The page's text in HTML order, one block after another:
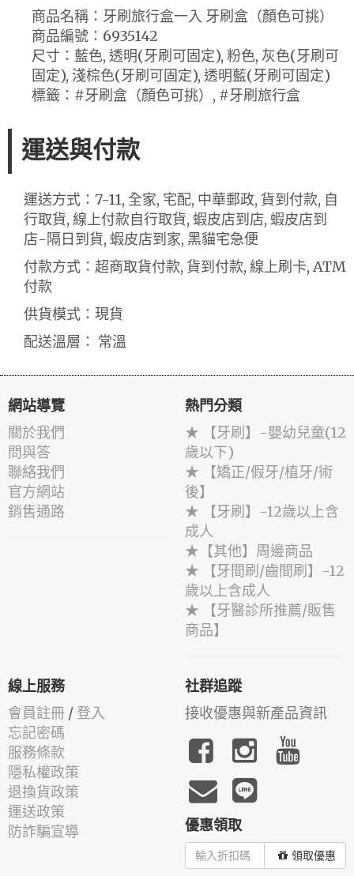
商品名稱：牙刷旅行盒一入 牙刷盒（顏色可挑）
商品編號：6935142
尺寸：藍色, 透明(牙刷可固定), 粉色, 灰色(牙刷可
固定), 淺棕色(牙刷可固定), 透明藍(牙刷可固定)
標籤：#牙刷盒（顏色可挑）, #牙刷旅行盒
運送與付款
運送方式：7-11, 全家, 宅配, 中華郵政, 貨到付款, 自
行取貨, 線上付款自行取貨, 蝦皮店到店, 蝦皮店到
店-隔日到貨, 蝦皮店到家, 黑貓宅急便
付款方式：超商取貨付款, 貨到付款, 線上刷卡, ATM
付款
供貨模式：現貨
配送溫層： 常溫
網站導覽
關於我們
問與答
聯絡我們
官方網站
銷售通路
熱門分類
★ 【牙刷】-嬰幼兒童(12
歲以下)
★ 【矯正/假牙/植牙/術
後】
★ 【牙刷】-12歲以上含
成人
★【其他】周邊商品
★ 【牙間刷/齒間刷】-12
歲以上含成人
★ 【牙醫診所推薦/販售
商品】
線上服務
會員註冊 / 登入
忘記密碼
服務條款
隱私權政策
退換貨政策
運送政策
防詐騙宣導
社群追蹤
接收優惠與新產品資訊
優惠領取
領取優惠